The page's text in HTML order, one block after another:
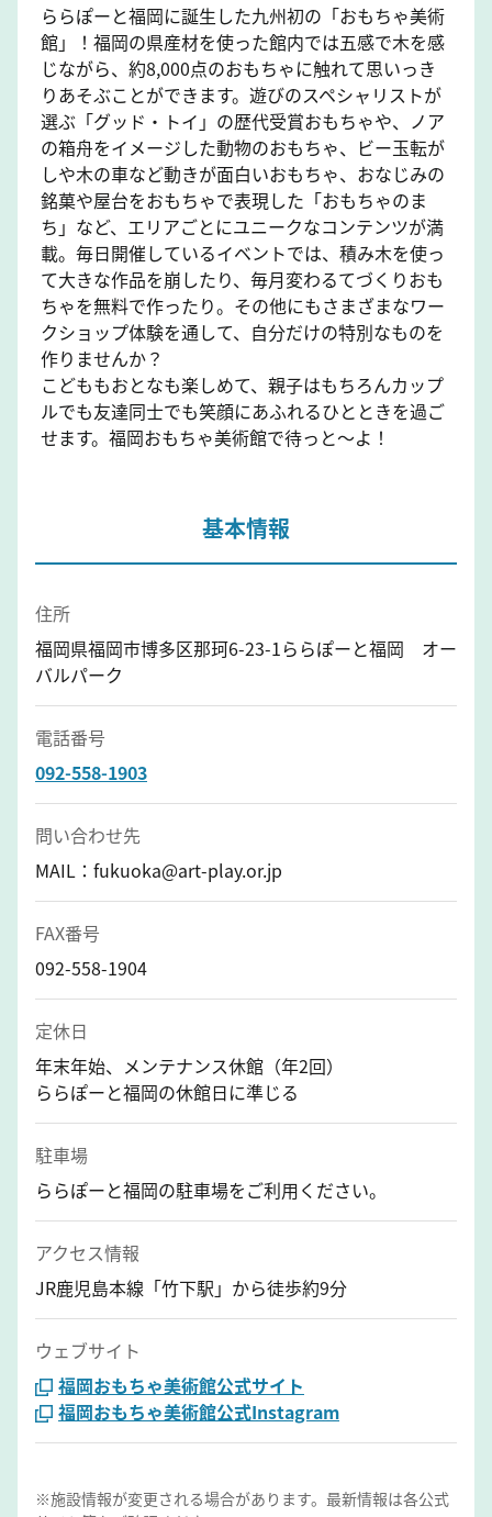
ららぽーと福岡に誕生した九州初の「おもちゃ美術
館」！福岡の県産材を使った館内では五感で木を感
じながら、約8,000点のおもちゃに触れて思いっき
りあそぶことができます。遊びのスペシャリストが
選ぶ「グッド・トイ」の歴代受賞おもちゃや、ノア
の箱舟をイメージした動物のおもちゃ、ビー玉転が
しや木の車など動きが面白いおもちゃ、おなじみの
銘菓や屋台をおもちゃで表現した「おもちゃのま
ち」など、エリアごとにユニークなコンテンツが満
載。毎日開催しているイベントでは、積み木を使っ
て大きな作品を崩したり、毎月変わるてづくりおも
ちゃを無料で作ったり。その他にもさまざまなワー
クショップ体験を通して、自分だけの特別なものを
作りませんか？
こどももおとなも楽しめて、親子はもちろんカップ
ルでも友達同士でも笑顔にあふれるひとときを過ご
せます。福岡おもちゃ美術館で待っと～よ！
基本情報
住所
福岡県福岡市博多区那珂6-23-1ららぽーと福岡 オー
バルパーク
電話番号
092-558-1903
問い合わせ先
MAIL：fukuoka@art-play.or.jp
FAX番号
092-558-1904
定休日
年末年始、メンテナンス休館（年2回）
ららぽーと福岡の休館日に準じる
駐車場
ららぽーと福岡の駐車場をご利用ください。
アクセス情報
JR鹿児島本線「竹下駅」から徒歩約9分
ウェブサイト
福岡おもちゃ美術館公式サイト
福岡おもちゃ美術館公式Instagram
※施設情報が変更される場合があります。最新情報は各公式